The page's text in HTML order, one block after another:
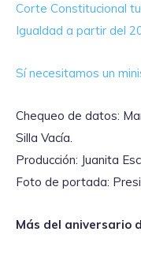
Corte Constitucional
Igualdad a partir del
Sí necesitamos un
Chequeo de datos:
Silla Vacía.
Producción: Juanita
Foto de portada:
Más del aniversario